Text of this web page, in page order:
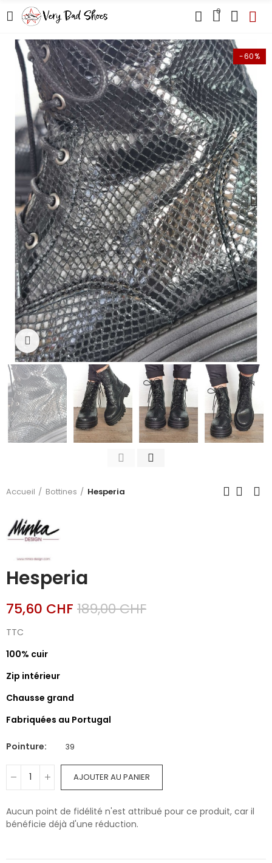
0
-60%
Click to enlarge
Accueil Bottines Hesperia
Hesperia
75,60 CHF 189,00 CHF
TTC
100% cuir
Zip intérieur
Chausse grand
Fabriquées au Portugal
Pointure 39
AJOUTER AU PANIER
Aucun point de fidélité n'est attribué pour ce produit, car il
bénéficie déjà d'une réduction.